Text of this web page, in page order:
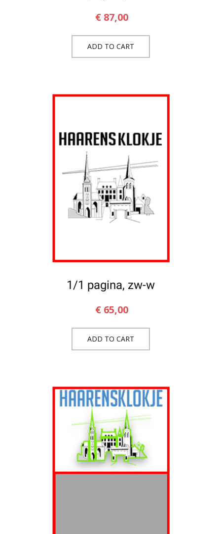
€87,00
ADD TO CART
1/1 pagina, zw-w
€65,00
ADD TO CART